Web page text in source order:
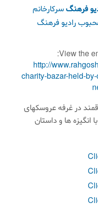
فرهنگسركارخانم
رادیو فرهنگ
View the
http://
charity-bazar-held-
در غرفه عروسکهای
انگیزه ها و داستان